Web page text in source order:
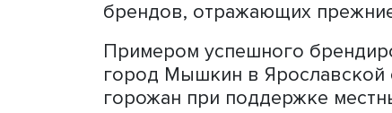
Например, по данным
среднее количество
Такие города (поселки
редко располагают